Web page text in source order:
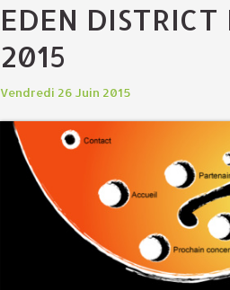
EDEN
2015
Vendredi 26 Juin 2015